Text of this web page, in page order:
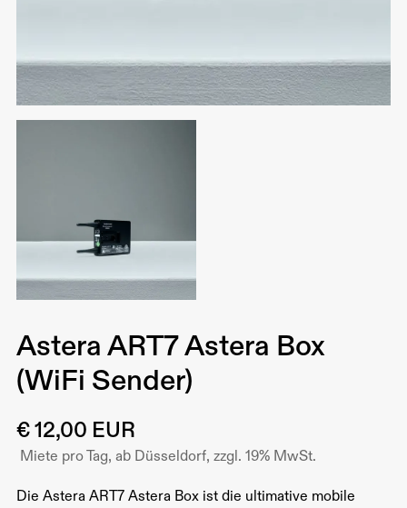
Astera ART7 Astera Box
(WiFi Sender)
€ 12,00 EUR
Miete pro Tag, ab Düsseldorf, zzgl. 19% MwSt.
Die Astera ART7 Astera Box ist die ultimative mobile